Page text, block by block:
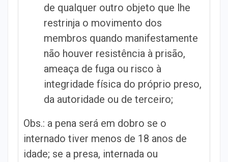
de qualquer outro objeto que lhe
restrinja o movimento dos
membros quando manifestamente
não houver resistência à prisão,
ameaça de fuga ou risco à
integridade física do próprio preso,
da autoridade ou de terceiro;
Obs.: a pena será em dobro se o
internado tiver menos de 18 anos de
idade; se a presa, internada ou